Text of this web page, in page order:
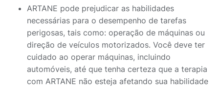
ARTANE pode prejudicar as habilidades
necessárias para o desempenho de tarefas
perigosas, tais como: operação de máquinas ou
direção de veículos motorizados. Você deve ter
cuidado ao operar máquinas, incluindo
automóveis, até que tenha certeza que a terapia
com ARTANE não esteja afetando sua habilidade